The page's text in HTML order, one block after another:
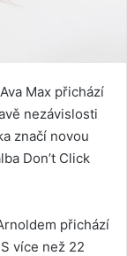
Max přichází
nezávislosti
značí novou
Don’t Click
přichází
více než 22